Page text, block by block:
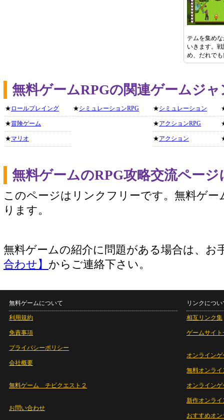
テムを集め
いきます。
め、だれで
無料ゲームRPGの関連ゲームジャ
★ ロールプレイング
★冒険ゲーム
★マリオ
★シミュレーションRPG ★シミュレーション
★アクションRPG
★アクション
無料ゲームのRPG攻略交流ページ
このページはリンクフリーです。無料ゲー
ります。
無料ゲームの紹介に問題がある場合は、お
合わせ】 からご連絡下さい。
無料ゲームについて
利用規約
免責事項
プライバシーポリシー
会社概要
無料ゲーム チビクエスト２
お問い合わせ
リンクについ
相互リンク集
ゲームサイト
オンラインゲ
無料オンライ
オンライン
新作オンライ
おすすめオ